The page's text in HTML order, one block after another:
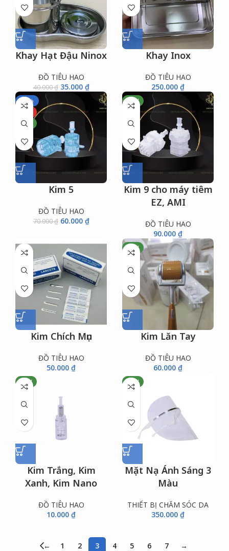
Khay Hạt Đậu Ninox
ĐỒ TIÊU HAO
40.000₫ 35.000 ₫
Khay Inox
ĐỒ TIÊU HAO
250.000 ₫
-14%
NEW
Kim 5
ĐỒ TIÊU HAO
70.000₫ 60.000 ₫
NEW
Kim 9 cho máy tiêm
EZ, AMI
ĐỒ TIÊU HAO
90.000 ₫
Kim Chích Mụn
ĐỒ TIÊU HAO
50.000 ₫
NEW
Kim Lăn Tay
ĐỒ TIÊU HAO
60.000 ₫
NEW
Kim Trắng, Kim
Xanh, Kim Nano
ĐỒ TIÊU HAO
10.000 ₫
NEW
Mặt Nạ Ánh Sáng 3
Màu
THIẾT BỊ CHĂM SÓC DA
350.000 ₫
← 1 2 3 4 5 6 7 →